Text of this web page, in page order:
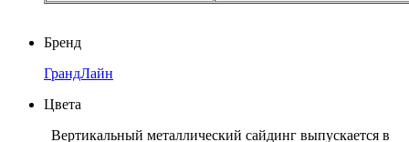
Бренд
ГрандЛайн
Цвета
Вертикальный металлический сайдинг выпускается в